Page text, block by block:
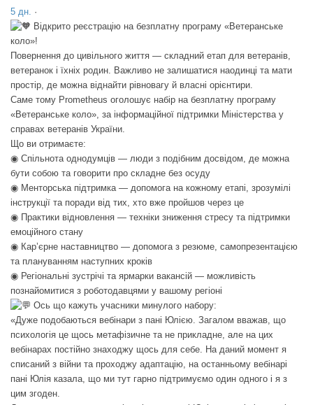
5 дн. ·
Відкрито реєстрацію на безплатну програму «Ветеранське
коло»!
Повернення до цивільного життя — складний етап для ветеранів,
ветеранок і їхніх родин. Важливо не залишатися наодинці та мати
простір, де можна віднайти рівновагу й власні орієнтири.
Саме тому Prometheus оголошує набір на безплатну програму
«Ветеранське коло», за інформаційної підтримки Міністерства у
справах ветеранів України.
Що ви отримаєте:
◉ Спільнота однодумців — люди з подібним досвідом, де можна
бути собою та говорити про складне без осуду
◉ Менторська підтримка — допомога на кожному етапі, зрозумілі
інструкції та поради від тих, хто вже пройшов через це
◉ Практики відновлення — техніки зниження стресу та підтримки
емоційного стану
◉ Кар’єрне наставництво — допомога з резюме, самопрезентацією
та плануванням наступних кроків
◉ Регіональні зустрічі та ярмарки вакансій — можливість
познайомитися з роботодавцями у вашому регіоні
Ось що кажуть учасники минулого набору:
«Дуже подобаються вебінари з пані Юлією. Загалом вважав, що
психологія це щось метафізичне та не прикладне, але на цих
вебінарах постійно знаходжу щось для себе. На даний момент я
списаний з війни та проходжу адаптацію, на останньому вебінарі
пані Юлія казала, що ми тут гарно підтримуємо один одного і я з
цим згоден.